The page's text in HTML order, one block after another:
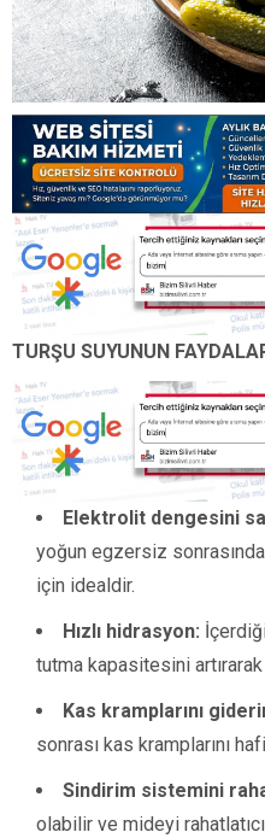
TURŞU SUYUNUN
Elektrolit dengesini
yoğun egzersiz
için idealdir.
Hızlı hidrasyon:
tutma kapasitesini
Kas kramplarını
sonrası kas kramplarını
Sindirim sistemini
olabilir ve mideyi